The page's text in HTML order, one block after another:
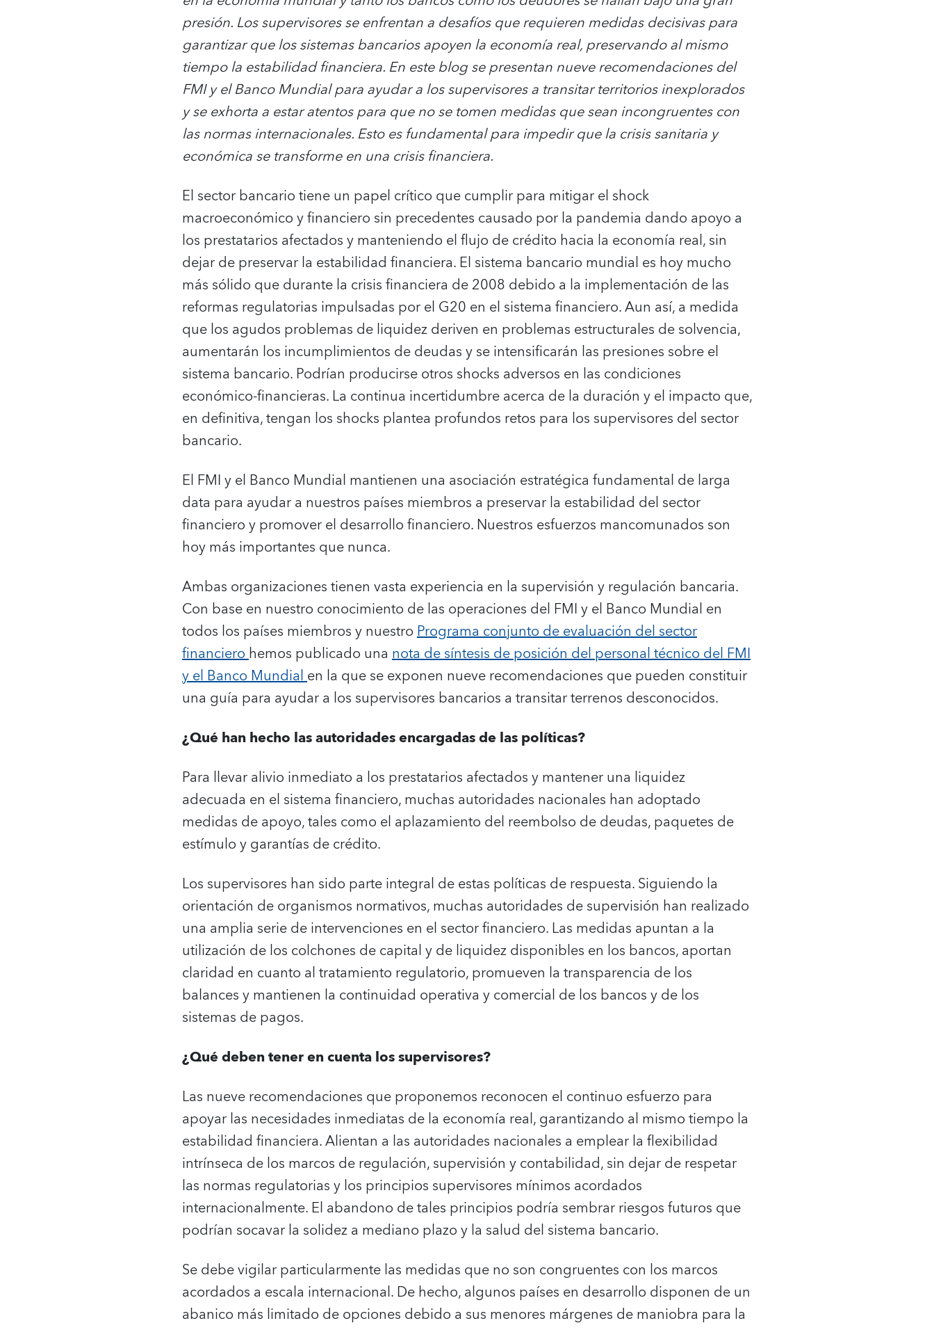
presión. Los supervisores se enfrentan a desafíos que requieren medidas decisivas para
garantizar que los sistemas bancarios apoyen la economía real, preservando al mismo
tiempo la estabilidad financiera. En este blog se presentan nueve recomendaciones del
FMI y el Banco Mundial para ayudar a los supervisores a transitar territorios inexplorados
y se exhorta a estar atentos para que no se tomen medidas que sean incongruentes con
las normas internacionales. Esto es fundamental para impedir que la crisis sanitaria y
económica se transforme en una crisis financiera.
El sector bancario tiene un papel crítico que cumplir para mitigar el shock
macroeconómico y financiero sin precedentes causado por la pandemia dando apoyo a
los prestatarios afectados y manteniendo el flujo de crédito hacia la economía real, sin
dejar de preservar la estabilidad financiera. El sistema bancario mundial es hoy mucho
más sólido que durante la crisis financiera de 2008 debido a la implementación de las
reformas regulatorias impulsadas por el G20 en el sistema financiero. Aun así, a medida
que los agudos problemas de liquidez deriven en problemas estructurales de solvencia,
aumentarán los incumplimientos de deudas y se intensificarán las presiones sobre el
sistema bancario. Podrían producirse otros shocks adversos en las condiciones
económico-financieras. La continua incertidumbre acerca de la duración y el impacto que,
en definitiva, tengan los shocks plantea profundos retos para los supervisores del sector
bancario.
El FMI y el Banco Mundial mantienen una asociación estratégica fundamental de larga
data para ayudar a nuestros países miembros a preservar la estabilidad del sector
financiero y promover el desarrollo financiero. Nuestros esfuerzos mancomunados son
hoy más importantes que nunca.
Ambas organizaciones tienen vasta experiencia en la supervisión y regulación bancaria.
Con base en nuestro conocimiento de las operaciones del FMI y el Banco Mundial en
todos los países miembros y nuestroPrograma conjunto de evaluación del sector
financierohemos publicado una nota de síntesis de posición del personal técnico del FMI
y el Banco Mundialen la que se exponen nueve recomendaciones que pueden constituir
una guía para ayudar a los supervisores bancarios a transitar terrenos desconocidos.
¿Qué han hecho las autoridades encargadas de las políticas?
Para llevar alivio inmediato a los prestatarios afectados y mantener una liquidez
adecuada en el sistema financiero, muchas autoridades nacionales han adoptado
medidas de apoyo, tales como el aplazamiento del reembolso de deudas, paquetes de
estímulo y garantías de crédito.
Los supervisores han sido parte integral de estas políticas de respuesta. Siguiendo la
orientación de organismos normativos, muchas autoridades de supervisión han realizado
una amplia serie de intervenciones en el sector financiero. Las medidas apuntan a la
utilización de los colchones de capital y de liquidez disponibles en los bancos, aportan
claridad en cuanto al tratamiento regulatorio, promueven la transparencia de los
balances y mantienen la continuidad operativa y comercial de los bancos y de los
sistemas de pagos.
¿Qué deben tener en cuenta los supervisores?
Las nueve recomendaciones que proponemos reconocen el continuo esfuerzo para
apoyar las necesidades inmediatas de la economía real, garantizando al mismo tiempo la
estabilidad financiera. Alientan a las autoridades nacionales a emplear la flexibilidad
intrínseca de los marcos de regulación, supervisión y contabilidad, sin dejar de respetar
las normas regulatorias y los principios supervisores mínimos acordados
internacionalmente. El abandono de tales principios podría sembrar riesgos futuros que
podrían socavar la solidez a mediano plazo y la salud del sistema bancario.
Se debe vigilar particularmente las medidas que no son congruentes con los marcos
acordados a escala internacional. De hecho, algunos países en desarrollo disponen de un
abanico más limitado de opciones debido a sus menores márgenes de maniobra para la